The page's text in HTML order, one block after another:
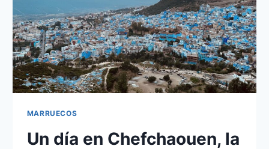
MARRUECOS
Un día en Chefchaouen, la